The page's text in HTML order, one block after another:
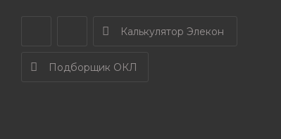
Калькулятор Элекон
Подборщик ОКЛ